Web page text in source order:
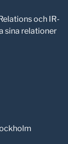
och IR-
sina relationer